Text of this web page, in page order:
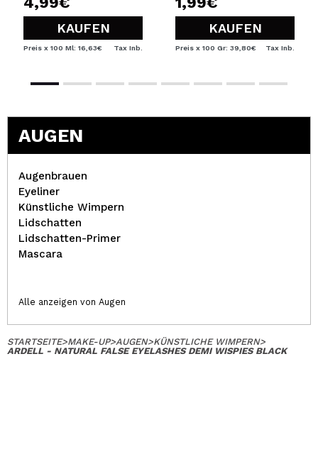
KAUFEN
Preis x 100 Ml: 16,63€ Tax Inb.
KAUFEN
Preis x 100 Gr: 39,80€ Tax Inb.
AUGEN
Augenbrauen
Eyeliner
Künstliche Wimpern
Lidschatten
Lidschatten-Primer
Mascara
Alle anzeigen von Augen
STARTSEITE>MAKE-UP>AUGEN>KÜNSTLICHE WIMPERN>
ARDELL - NATURAL FALSE EYELASHES DEMI WISPIES BLACK